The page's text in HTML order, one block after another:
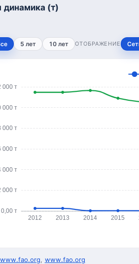
динамика (т)
5 лет 10 лет ОТОБРАЖЕНИЕ
0,00 т
000 т
000 т
000 т
000 т
000 т
000 т
2012 2013 2014 2015
www.fao.org, www.fao.org